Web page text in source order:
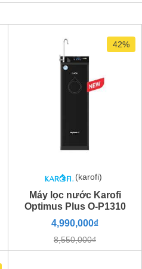
42%
(karofi)
Máy lọc nước Karofi
Optimus Plus O-P1310
4,990,000₫
8,550,000₫